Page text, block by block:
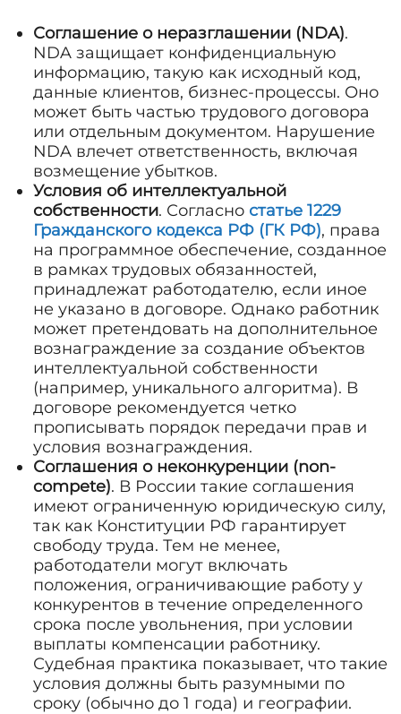
Соглашение о неразглашении (NDA).
NDA защищает конфиденциальную
информацию, такую как исходный код,
данные клиентов, бизнес-процессы. Оно
может быть частью трудового договора
или отдельным документом. Нарушение
NDA влечет ответственность, включая
возмещение убытков.
Условия об интеллектуальной
собственности. Согласно статье 1229
Гражданского кодекса РФ (ГК РФ), права
на программное обеспечение, созданное
в рамках трудовых обязанностей,
принадлежат работодателю, если иное
не указано в договоре. Однако работник
может претендовать на дополнительное
вознаграждение за создание объектов
интеллектуальной собственности
(например, уникального алгоритма). В
договоре рекомендуется четко
прописывать порядок передачи прав и
условия вознаграждения.
Соглашения о неконкуренции (non-
compete). В России такие соглашения
имеют ограниченную юридическую силу,
так как Конституции РФ гарантирует
свободу труда. Тем не менее,
работодатели могут включать
положения, ограничивающие работу у
конкурентов в течение определенного
срока после увольнения, при условии
выплаты компенсации работнику.
Судебная практика показывает, что такие
условия должны быть разумными по
сроку (обычно до 1 года) и географии.